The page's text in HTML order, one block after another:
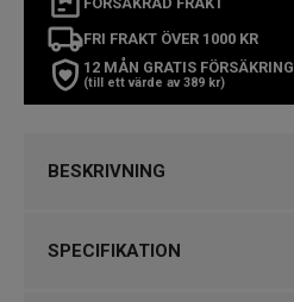
FRI FRAKT ÖVER 1000 KR
12 MÅN GRATIS FÖRSÄKRING
(till ett värde av 389 kr)
BESKRIVNING
SPECIFIKATION